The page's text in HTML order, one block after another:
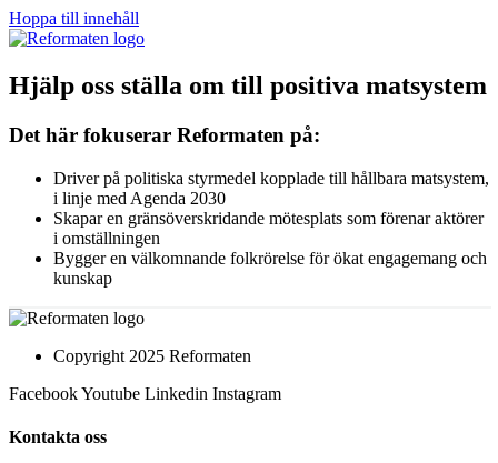
Hoppa till innehåll
Hjälp oss ställa om till positiva matsystem
Det här fokuserar Reformaten på:
Driver på politiska styrmedel kopplade till hållbara matsystem,
i linje med Agenda 2030
Skapar en gränsöverskridande mötesplats som förenar aktörer
i omställningen
Bygger en välkomnande folkrörelse för ökat engagemang och
kunskap
Copyright 2025 Reformaten
FacebookYoutube Linkedin Instagram
Kontakta oss